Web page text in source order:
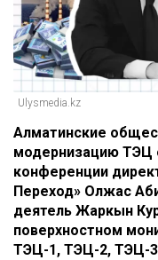
Ulysmedia.kz
Алматинские
модернизацию ТЭЦ
конференции
Переход» Олжас
деятель Жаркын
поверхностном
ТЭЦ-1, ТЭЦ-2, ТЭЦ-